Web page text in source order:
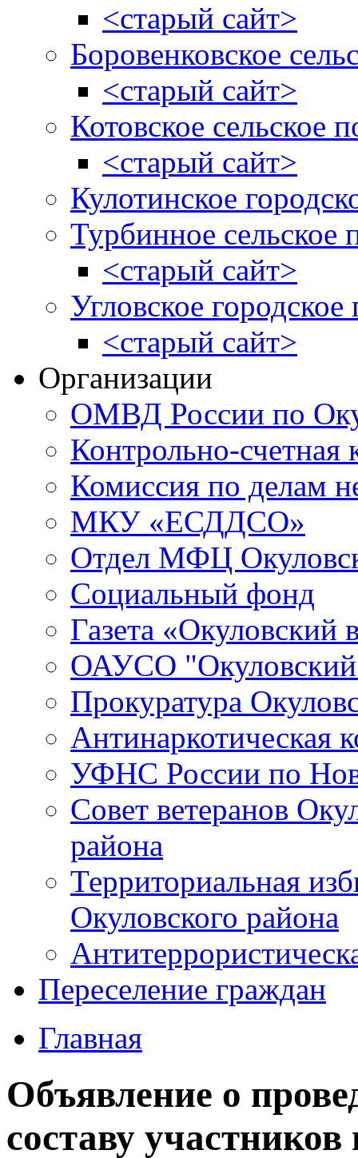
<старый сайт>
Боровенковское
<старый сайт>
Котовское сельское
<старый сайт>
Кулотинское
Турбинное сельское
<старый сайт>
Угловское городское
<старый сайт>
Организации
ОМВД России по
Контрольно-счетная
Комиссия по делам
МКУ «ЕСДДСО»
Отдел МФЦ
Социальный фонд
Газета «Окуловский
ОАУСО
Прокуратура
Антинаркотическая
УФНС России по
Совет ветеранов
района
Территориальная
Окуловского района
Переселение граждан
Главная
Объявление о
составу